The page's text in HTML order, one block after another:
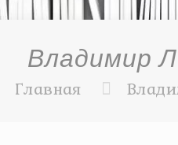
Владимир
Главная